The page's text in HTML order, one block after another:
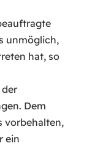
unmöglich,
hat, so
der
Dem
vorbehalten,
ein